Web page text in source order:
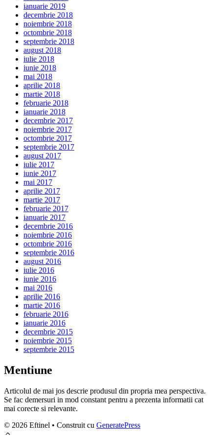
ianuarie 2019
decembrie 2018
noiembrie 2018
octombrie 2018
septembrie 2018
august 2018
iulie 2018
iunie 2018
mai 2018
aprilie 2018
martie 2018
februarie 2018
ianuarie 2018
decembrie 2017
noiembrie 2017
octombrie 2017
septembrie 2017
august 2017
iulie 2017
iunie 2017
mai 2017
aprilie 2017
martie 2017
februarie 2017
ianuarie 2017
decembrie 2016
noiembrie 2016
octombrie 2016
septembrie 2016
august 2016
iulie 2016
iunie 2016
mai 2016
aprilie 2016
martie 2016
februarie 2016
ianuarie 2016
decembrie 2015
noiembrie 2015
septembrie 2015
Mentiune
Articolul de mai jos descrie produsul din propria mea perspectiva.
Se fac demersuri in mod constant pentru a prezenta informatii cat
mai corecte si relevante.
© 2026 Eftinel • Construit cu GeneratePress